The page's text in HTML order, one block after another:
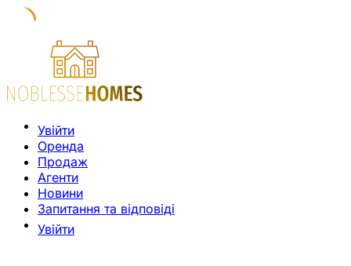
Увійти
Оренда
Продаж
Агенти
Новини
Запитання та відповіді
Увійти